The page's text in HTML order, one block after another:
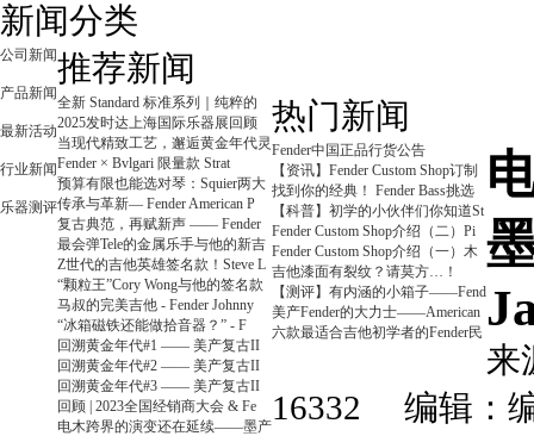
新闻分类
公司新闻
产品新闻
最新活动
行业新闻
乐器测评
推荐新闻
全新 Standard 标准系列｜纯粹的
2025发时达上海国际乐器展回顾
当现代精致工艺，邂逅黄金年代灵
Fender × Bvlgari 限量款 Strat
预算有限也能选对琴：Squier两大
传承与革新— Fender American P
复古典范，再赋新声 —— Fender
最会弹Tele的金属乐手与他的新吉
Z世代的吉他英雄签名款！Steve L
“颗粒王”Cory Wong与他的签名款
马叔的完美吉他 - Fender Johnny
“冰箱磁铁还能做拾音器？” - F
回溯黄金年代#1 —— 美产复古II
回溯黄金年代#2 —— 美产复古II
回溯黄金年代#3 —— 美产复古II
回顾 | 2023全国经销商大会 & Fe
电木跨界的演变还在延续——墨产
热门新闻
Fender中国正品行货公告
【资讯】Fender Custom Shop订制
找到你的经典！ Fender Bass挑选
【科普】初学的小伙伴们你知道St
Fender Custom Shop介绍（二）Pi
Fender Custom Shop介绍（一）木
吉他漆面有裂纹？请莫方…！
【测评】有内涵的小箱子——Fend
美产Fender的大力士——American
六款最适合吉他初学者的Fender民
来
16332 编辑：